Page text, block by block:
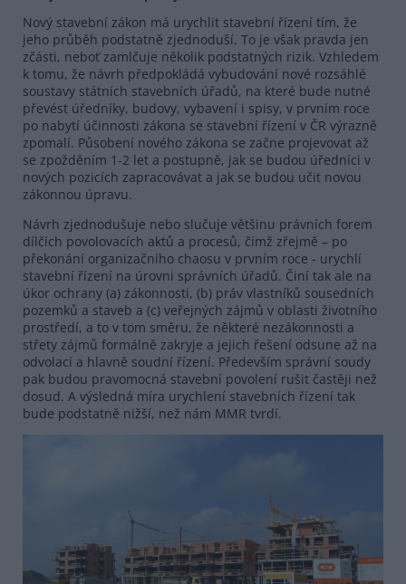
Nový stavební zákon má urychlit stavební řízení tím, že
jeho průběh podstatně zjednoduší. To je však pravda jen
zčásti, neboť zamlčuje několik podstatných rizik. Vzhledem
k tomu, že návrh předpokládá vybudování nové rozsáhlé
soustavy státních stavebních úřadů, na které bude nutné
převést úředníky, budovy, vybavení i spisy, v prvním roce
po nabytí účinnosti zákona se stavební řízení v ČR výrazně
zpomalí. Působení nového zákona se začne projevovat až
se zpožděním 1-2 let a postupně, jak se budou úředníci v
nových pozicích zapracovávat a jak se budou učit novou
zákonnou úpravu.
Návrh zjednodušuje nebo slučuje většinu právních forem
dílčích povolovacích aktů a procesů, čímž zřejmě – po
překonání organizačního chaosu v prvním roce - urychlí
stavební řízení na úrovni správních úřadů. Činí tak ale na
úkor ochrany (a) zákonnosti, (b) práv vlastníků sousedních
pozemků a staveb a (c) veřejných zájmů v oblasti životního
prostředí, a to v tom směru, že některé nezákonnosti a
střety zájmů formálně zakryje a jejich řešení odsune až na
odvolací a hlavně soudní řízení. Především správní soudy
pak budou pravomocná stavební povolení rušit častěji než
dosud. A výsledná míra urychlení stavebních řízení tak
bude podstatně nižší, než nám MMR tvrdí.